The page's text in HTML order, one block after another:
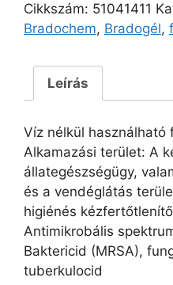
Cikkszám: 51041411
Bradochem, Bradogél,
Leírás
Víz nélkül használható
Alkamazási terület: A
állategészségügy,
és a vendéglátás
higiénés
Antimikrobális
Baktericid (MRSA),
tuberkulocid